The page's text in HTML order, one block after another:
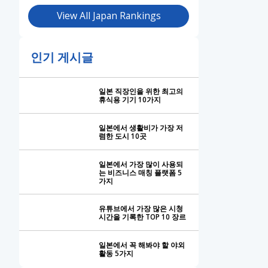
View All Japan Rankings
인기 게시글
일본 직장인을 위한 최고의
휴식용 기기 10가지
일본에서 생활비가 가장 저
렴한 도시 10곳
일본에서 가장 많이 사용되
는 비즈니스 매칭 플랫폼 5
가지
유튜브에서 가장 많은 시청
시간을 기록한 TOP 10 장르
일본에서 꼭 해봐야 할 야외
활동 5가지